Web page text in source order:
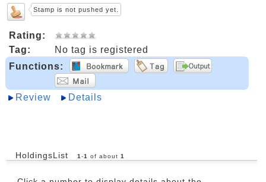
Stamp is not pushed yet.
Rating:
Tag:
No tag is registered
Functions:
Review Details
HoldingsList 1-1 of about 1